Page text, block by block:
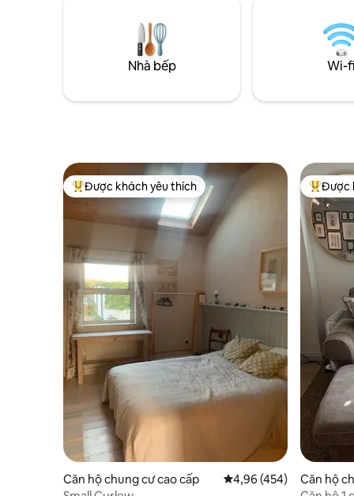
thành phố Galway (thủ đô văn hóa của
Ireland) 25 phút lái xe nhưng hoàn toàn
đắm chìm trong vẻ đẹp hoang dã của
Connemara.
những
tĩnh và
khung
Nhà bếp Wi-fi
Được khách yêu thích nhất
Được khách yêu thích
Căn hộ chung cư cao cấp Xếp hạng trung bình
4,96 (454)
Được
Được
Căn hộ